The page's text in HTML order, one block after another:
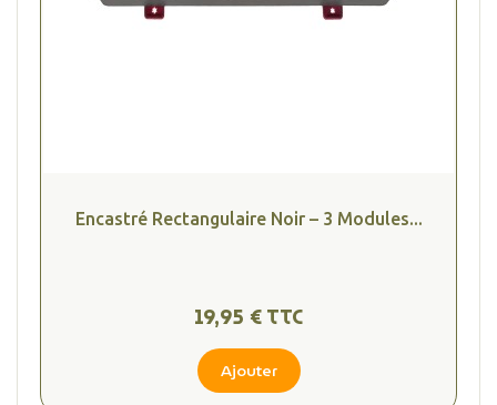
Encastré Rectangulaire Noir – 3 Modules...
19,95 € TTC
Ajouter